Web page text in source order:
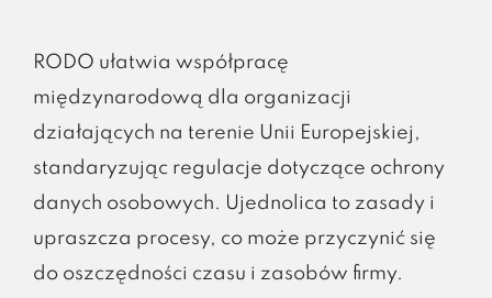
RODO ułatwia współpracę
międzynarodową dla organizacji
działających na terenie Unii Europejskiej,
standaryzując regulacje dotyczące ochrony
danych osobowych. Ujednolica to zasady i
upraszcza procesy, co może przyczynić się
do oszczędności czasu i zasobów firmy.